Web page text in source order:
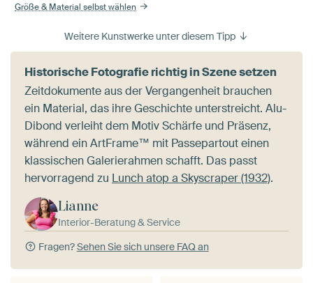
Größe & Material selbst wählen
Weitere Kunstwerke unter diesem Tipp
Historische Fotografie richtig in Szene setzen
Zeitdokumente aus der Vergangenheit brauchen
ein Material, das ihre Geschichte unterstreicht. Alu-
Dibond verleiht dem Motiv Schärfe und Präsenz,
während ein ArtFrame™ mit Passepartout einen
klassischen Galerierahmen schafft. Das passt
hervorragend zu Lunch atop a Skyscraper (1932).
Lianne
Interior-Beratung & Service
Fragen?Sehen Sie sich unsere FAQ an